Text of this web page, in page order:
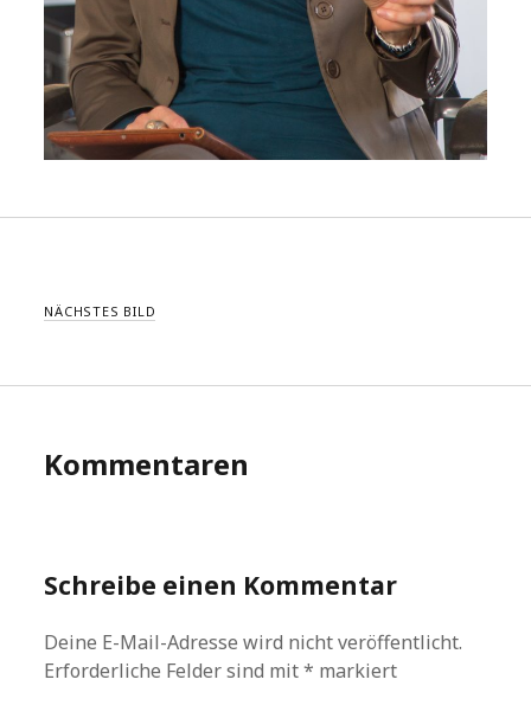
NÄCHSTES BILD
Kommentaren
Schreibe einen Kommentar
Deine E-Mail-Adresse wird nicht veröffentlicht.
Erforderliche Felder sind mit* markiert